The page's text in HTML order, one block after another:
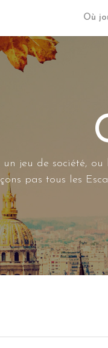
Où
jeu de société,
pas tous les